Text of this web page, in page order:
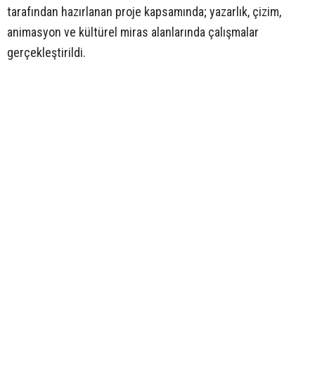
tarafından hazırlanan proje kapsamında; yazarlık, çizim,
animasyon ve kültürel miras alanlarında çalışmalar
gerçekleştirildi.